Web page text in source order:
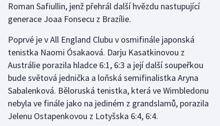
Olympijské hry
Parasport
Plavání
Plážový volejbal
Ragby
Roman Safiullin, jenž přehrál další hvězdu nastupující
generace Joaa Fonsecu z Brazílie.
Poprvé je v All England Clubu v osmifinále japonská
tenistka Naomi Ósakaová. Darju Kasatkinovou z
Austrálie porazila hladce 6:1, 6:3 a její další soupeřkou
bude světová jednička a loňská semifinalistka Aryna
Sabalenková. Běloruská tenistka, která ve Wimbledonu
nebyla ve finále jako na jediném z grandslamů, porazila
Jelenu Ostapenkovou z Lotyšska 6:4, 6:4.